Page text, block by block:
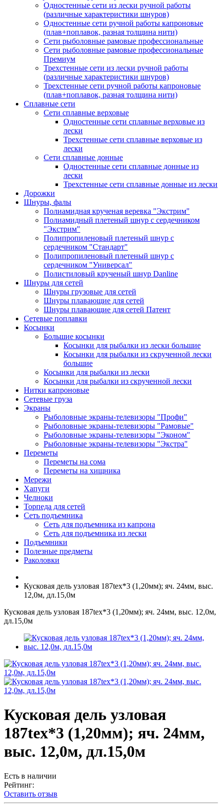
Одностенные сети из лески ручной работы
(различные характеристики шнуров)
Одностенные сети ручной работы капроновые
(плав+поплавок, разная толщина нити)
Сети рыболовные рамовые профессиональные
Сети рыболовные рамовые профессиональные
Премиум
Трехстенные сети из лески ручной работы
(различные характеристики шнуров)
Трехстенные сети ручной работы капроновые
(плав+поплавок, разная толщина нити)
Сплавные сети
Сети сплавные верховые
Одностенные сети сплавные верховые из
лески
Трехстенные сети сплавные верховые из
лески
Сети сплавные донные
Одностенные сети сплавные донные из
лески
Трехстенные сети сплавные донные из лески
Дорожки
Шнуры, фалы
Полиамидная крученая веревка "Экстрим"
Полиамидный плетеный шнур с сердечником
"Экстрим"
Полипропиленовый плетеный шнур с
сердечником "Стандарт"
Полипропиленовый плетеный шнур с
сердечником "Универсал"
Полистиловый крученый шнур Danline
Шнуры для сетей
Шнуры грузовые для сетей
Шнуры плавающие для сетей
Шнуры плавающие для сетей Патент
Сетевые поплавки
Косынки
Большие косынки
Косынки для рыбалки из лески большие
Косынки для рыбалки из скрученной лески
большие
Косынки для рыбалки из лески
Косынки для рыбалки из скрученной лески
Нитки капроновые
Сетевые груза
Экраны
Рыболовные экраны-телевизоры "Профи"
Рыболовные экраны-телевизоры "Рамовые"
Рыболовные экраны-телевизоры "Эконом"
Рыболовные экраны-телевизоры "Экстра"
Переметы
Переметы на сома
Переметы на хищника
Мережи
Хапуги
Челноки
Торпеда для сетей
Сеть подъемника
Сеть для подъемника из капрона
Сеть для подъемника из лески
Подъемники
Полезные предметы
Раколовки
Кусковая дель узловая 187tex*3 (1,20мм); яч. 24мм, выс.
12,0м, дл.15,0м
Кусковая дель узловая 187tex*3 (1,20мм); яч. 24мм, выс. 12,0м,
дл.15,0м
Кусковая дель узловая
187tex*3 (1,20мм); яч. 24мм,
выс. 12,0м, дл.15,0м
Есть в наличии
Рейтинг:
Оставить отзыв